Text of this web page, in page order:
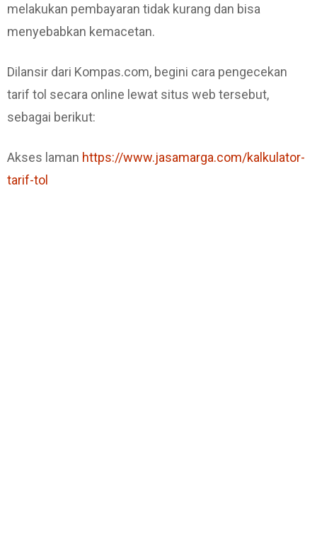
melakukan pembayaran tidak kurang dan bisa
menyebabkan kemacetan.
Dilansir dari Kompas.com, begini cara pengecekan
tarif tol secara online lewat situs web tersebut,
sebagai berikut:
Akses laman https://www.jasamarga.com/kalkulator-
tarif-tol